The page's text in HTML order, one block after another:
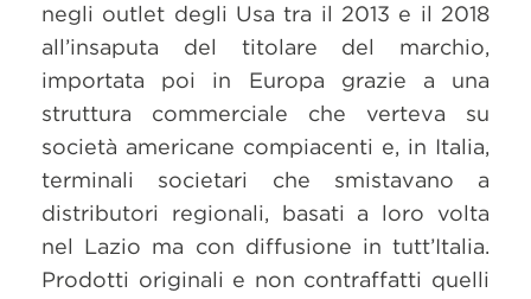
negli outlet degli Usa tra il 2013 e il 2018
all’insaputa del titolare del marchio,
importata poi in Europa grazie a una
struttura commerciale che verteva su
società americane compiacenti e, in Italia,
terminali societari che smistavano a
distributori regionali, basati a loro volta
nel Lazio ma con diffusione in tutt’Italia.
Prodotti originali e non contraffatti quelli